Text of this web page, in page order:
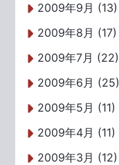
2009年9月 (13)
2009年8月 (17)
2009年7月 (22)
2009年6月 (25)
2009年5月 (11)
2009年4月 (11)
2009年3月 (12)